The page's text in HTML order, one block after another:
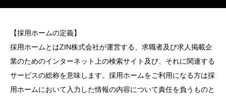
【採用ホームの定義】
採用ホームとはZIN株式会社が運営する、求職者及び求人掲載企
業のためのインターネット上の検索サイト及び、それに関連する
サービスの総称を意味します。採用ホームをご利用になる方は採
用ホームにおいて入力した情報の内容について責任を負うものと